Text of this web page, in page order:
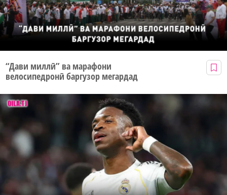
“Дави миллӣ” ва марафони
велосипедронӣ баргузор мегардад